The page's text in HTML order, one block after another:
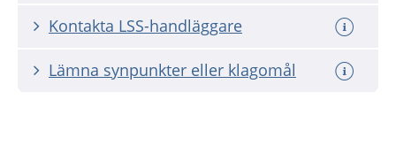
Kontakta LSS-handläggare
Lämna synpunkter eller klagomål